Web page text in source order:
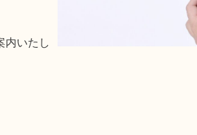
内いたし